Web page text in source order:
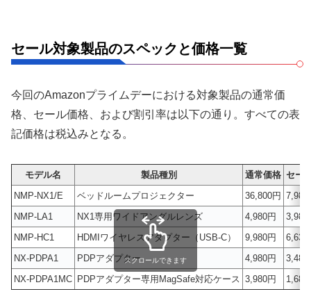
セール対象製品のスペックと価格一覧
今回のAmazonプライムデーにおける対象製品の通常価
格、セール価格、および割引率は以下の通り。すべての表
記価格は税込みとなる。
モデル名 製品種別 通常価格 セー
NMP-NX1/E
ベッドルームプロジェクター 36,800円 7,980
NMP-LA1
NX1専用ワイドアングルレンズ 4,980円
3,980
NMP-HC1
HDMIワイヤレスアダプター（USB-C） 9,980円
6,630
NX-PDPA1
PDPアダプター 4,980円
3,480
NX-PDPA1MC PDPアダプター専用MagSafe対応ケース 3,980円 1,680
スクロールできます